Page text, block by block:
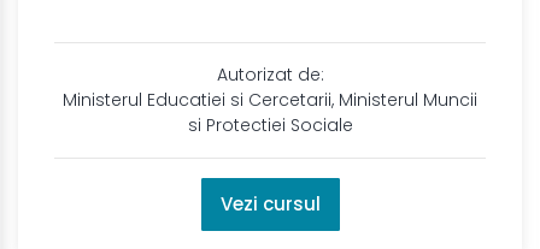
Autorizat de:
Ministerul Educatiei si Cercetarii, Ministerul Muncii
si Protectiei Sociale
Vezi cursul